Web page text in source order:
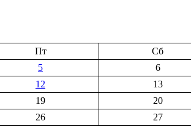
Пт Сб
5 6
12 13
19 20
26 27